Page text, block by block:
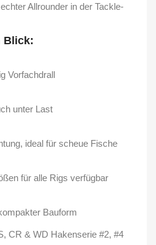
Allrounder in der Tackle-
Blick:
Vorfachdrall
unter Last
ideal für scheue Fische
für alle Rigs verfügbar
Bauform
CR & WD Hakenserie #2, #4